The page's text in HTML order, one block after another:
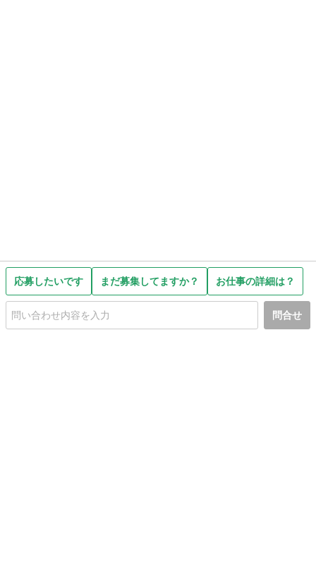
応募したいです まだ募集してますか？ お仕事の詳細は？
問合せ